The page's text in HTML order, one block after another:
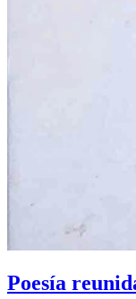
Poesía